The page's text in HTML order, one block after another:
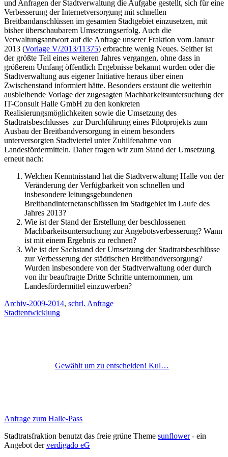
und Anfragen der Stadtverwaltung die Aufgabe gestellt, sich für eine
Verbesserung der Internetversorgung mit schnellen
Breitbandanschlüssen im gesamten Stadtgebiet einzusetzen, mit
bisher überschaubarem Umsetzungserfolg. Auch die
Verwaltungsantwort auf die Anfrage unserer Fraktion vom Januar
2013 (Vorlage V/2013/11375) erbrachte wenig Neues. Seither ist
der größte Teil eines weiteren Jahres vergangen, ohne dass in
größerem Umfang öffentlich Ergebnisse bekannt wurden oder die
Stadtverwaltung aus eigener Initiative heraus über einen
Zwischenstand informiert hätte. Besonders erstaunt die weiterhin
ausbleibende Vorlage der zugesagten Machbarkeitsuntersuchung der
IT-Consult Halle GmbH zu den konkreten
Realisierungsmöglichkeiten sowie die Umsetzung des
Stadtratsbeschlusses zur Durchführung eines Pilotprojekts zum
Ausbau der Breitbandversorgung in einem besonders
unterversorgten Stadtviertel unter Zuhilfenahme von
Landesfördermitteln. Daher fragen wir zum Stand der Umsetzung
erneut nach:
Welchen Kenntnisstand hat die Stadtverwaltung Halle von der
Veränderung der Verfügbarkeit von schnellen und
insbesondere leitungsgebundenen
Breitbandinternetanschlüssen im Stadtgebiet im Laufe des
Jahres 2013?
Wie ist der Stand der Erstellung der beschlossenen
Machbarkeitsuntersuchung zur Angebotsverbesserung? Wann
ist mit einem Ergebnis zu rechnen?
Wie ist der Sachstand der Umsetzung der Stadtratsbeschlüsse
zur Verbesserung der städtischen Breitbandversorgung?
Wurden insbesondere von der Stadtverwaltung oder durch
von ihr beauftragte Dritte Schritte unternommen, um
Landesfördermittel einzuwerben?
Archiv-2009-2014, schrl. Anfrage
Stadtentwicklung
Gewählt um zu entscheiden! Kul…
Anfrage zum Halle-Pass
Stadtratsfraktion benutzt das freie grüne Theme sunflower‐ ein
Angebot derverdigado eG